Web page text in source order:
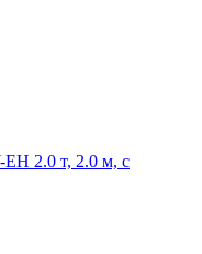
2.0 т, 2.0 м, с